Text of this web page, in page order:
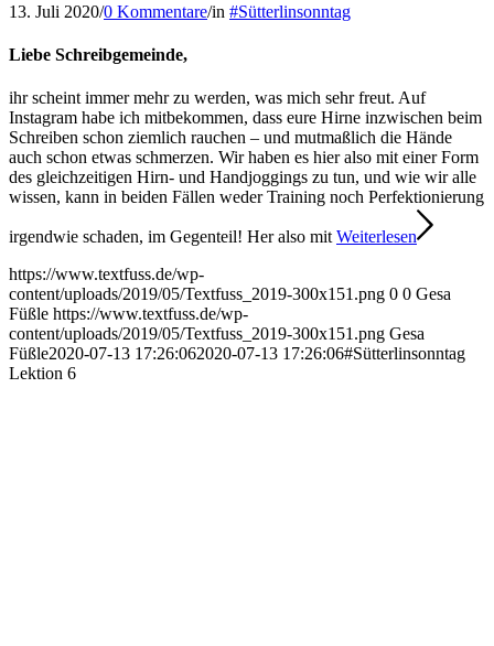
13. Juli 2020/0 Kommentare/in #Sütterlinsonntag
Liebe Schreibgemeinde,
ihr scheint immer mehr zu werden, was mich sehr freut. Auf
Instagram habe ich mitbekommen, dass eure Hirne inzwischen beim
Schreiben schon ziemlich rauchen – und mutmaßlich die Hände
auch schon etwas schmerzen. Wir haben es hier also mit einer Form
des gleichzeitigen Hirn- und Handjoggings zu tun, und wie wir alle
wissen, kann in beiden Fällen weder Training noch Perfektionierung
irgendwie schaden, im Gegenteil! Her also mit Weiterlesen
https://www.textfuss.de/wp-
content/uploads/2019/05/Textfuss_2019-300x151.png 0 0 Gesa
Füßle https://www.textfuss.de/wp-
content/uploads/2019/05/Textfuss_2019-300x151.png Gesa
Füßle2020-07-13 17:26:062020-07-13 17:26:06#Sütterlinsonntag
Lektion 6